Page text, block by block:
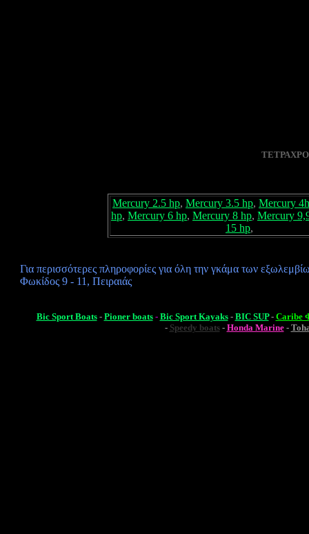
Mercury 2.5 hp, Mercury 3.5 hp, Mercury
hp, Mercury 6 hp, Mercury 8 hp, Mercury
15 hp,
Για περισσότερες πληροφορίες για όλη την γκάμα των
Φωκίδος 9 - 11 , Πειραιάς
Bic Sport Boats- Pioner boats- Bic Sport Kayaks- BIC SUP- Caribe
- Speedy boats- Honda Marine-